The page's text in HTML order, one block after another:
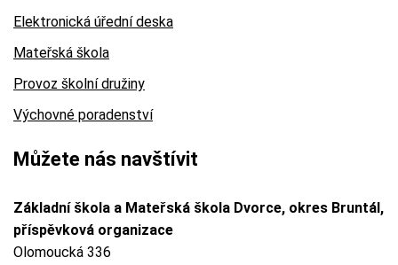
Elektronická úřední deska
Mateřská škola
Provoz školní družiny
Výchovné poradenství
Můžete nás navštívit
Základní škola a Mateřská škola Dvorce, okres Bruntál,
příspěvková organizace
Olomoucká 336